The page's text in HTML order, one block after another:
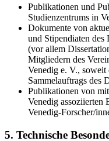
Publikationen und
Studienzentrums in
Dokumente von
und Stipendiaten des
(vor allem
Mitgliedern des
Venedig e. V., soweit
Sammelauftrags des
Publikationen von
Venedig assoziierten
Venedig-Forscher/
5. Technische